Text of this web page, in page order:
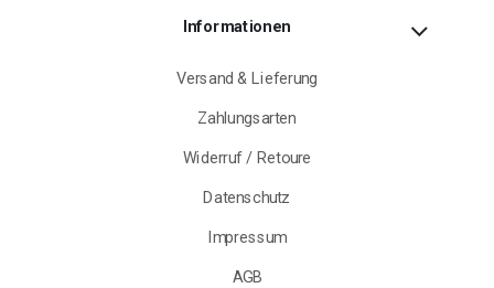
Informationen
Versand & Lieferung
Zahlungsarten
Widerruf / Retoure
Datenschutz
Impressum
AGB